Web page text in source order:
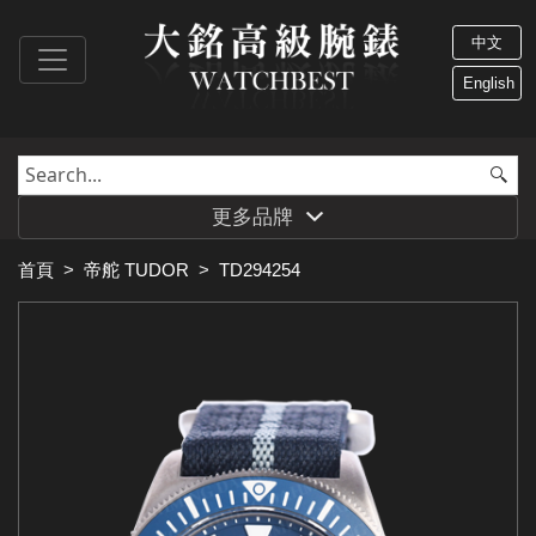
中文
English
更多品牌
首頁 > 帝舵 TUDOR > TD294254